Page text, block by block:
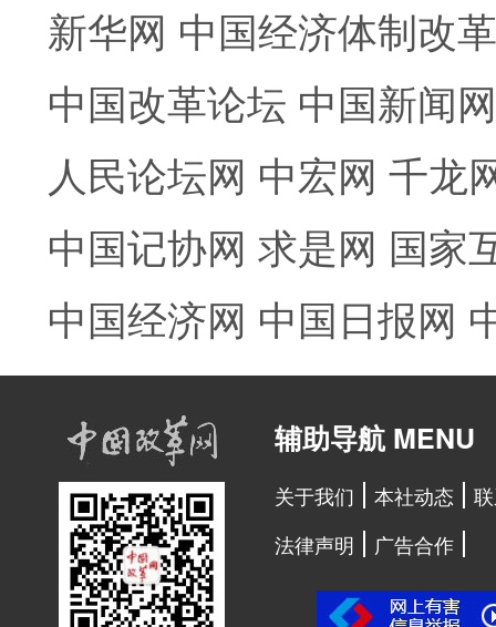
新华网 中国经济体制改
中国改革论坛 中国新闻网
人民论坛网 中宏网 千龙
中国记协网 求是网 国家
中国经济网 中国日报网
辅助导航 MENU
关于我们 本社动态
法律声明
广告合作